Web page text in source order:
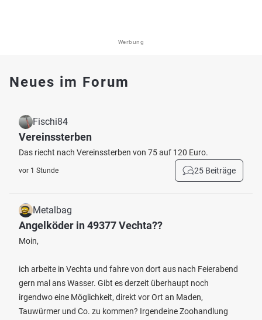
Werbung
Neues im Forum
Fischi84
Vereinssterben
Das riecht nach Vereinssterben von 75 auf 120 Euro.
vor 1 Stunde 25 Beiträge
Metalbag
Angelköder in 49377 Vechta??
Moin,
ich arbeite in Vechta und fahre von dort aus nach Feierabend
gern mal ans Wasser. Gibt es derzeit überhaupt noch
irgendwo eine Möglichkeit, direkt vor Ort an Maden,
Tauwürmer und Co. zu kommen? Irgendeine Zoohandlung